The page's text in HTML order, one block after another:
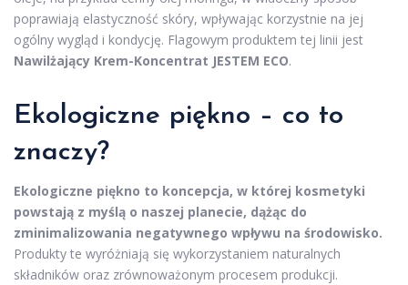
poprawiają elastyczność skóry, wpływając korzystnie na jej
ogólny wygląd i kondycję. Flagowym produktem tej linii jest
Nawilżający Krem-Koncentrat JESTEM ECO.
Ekologiczne piękno – co to
znaczy?
Ekologiczne piękno to koncepcja, w której kosmetyki
powstają z myślą o naszej planecie, dążąc do
zminimalizowania negatywnego wpływu na środowisko.
Produkty te wyróżniają się wykorzystaniem naturalnych
składników oraz zrównoważonym procesem produkcji.